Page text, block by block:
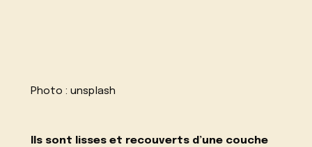
Photo :unsplash
Ils sont lisses et recouverts d’une couche